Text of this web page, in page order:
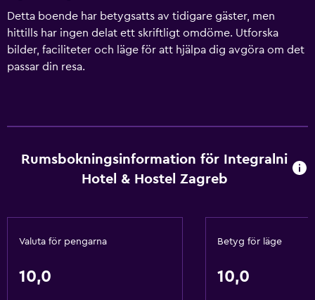
Detta boende har betygsatts av tidigare gäster, men
hittills har ingen delat ett skriftligt omdöme. Utforska
bilder, faciliteter och läge för att hjälpa dig avgöra om det
passar din resa.
Rumsbokningsinformation för Integralni
Hotel & Hostel Zagreb
Valuta för pengarna
10,0
Betyg för läge
10,0